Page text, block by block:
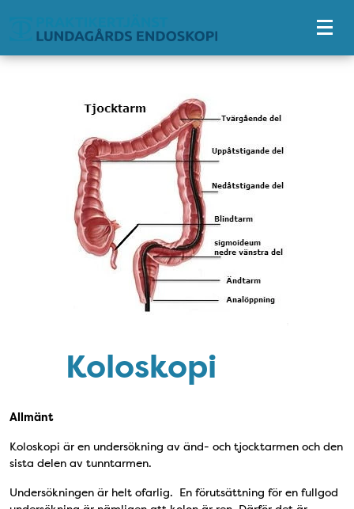
Koloskopi
Allmänt
Koloskopi är en undersökning av änd- och tjocktarmen och den
sista delen av tunntarmen.
Undersökningen är helt ofarlig. En förutsättning för en fullgod